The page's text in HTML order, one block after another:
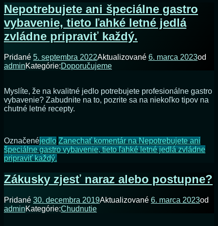
Nepotrebujete ani špeciálne gastro
vybavenie, tieto ľahké letné jedlá
zvládne pripraviť každý.
Pridané 5. septembra 2022Aktualizované 6. marca 2023od
adminKategórie:Doporučujeme
Myslíte, že na kvalitné jedlo potrebujete profesionálne gastro
vybavenie? Zabudnite na to, pozrite sa na niekoľko tipov na
chutné letné recepty.
Označenéjedlo Zanechať komentárna Nepotrebujete ani
špeciálne gastro vybavenie, tieto ľahké letné jedlá zvládne
pripraviť každý.
Zákusky zjesť naraz alebo postupne?
Pridané 30. decembra 2019Aktualizované 6. marca 2023od
adminKategórie:Chudnutie